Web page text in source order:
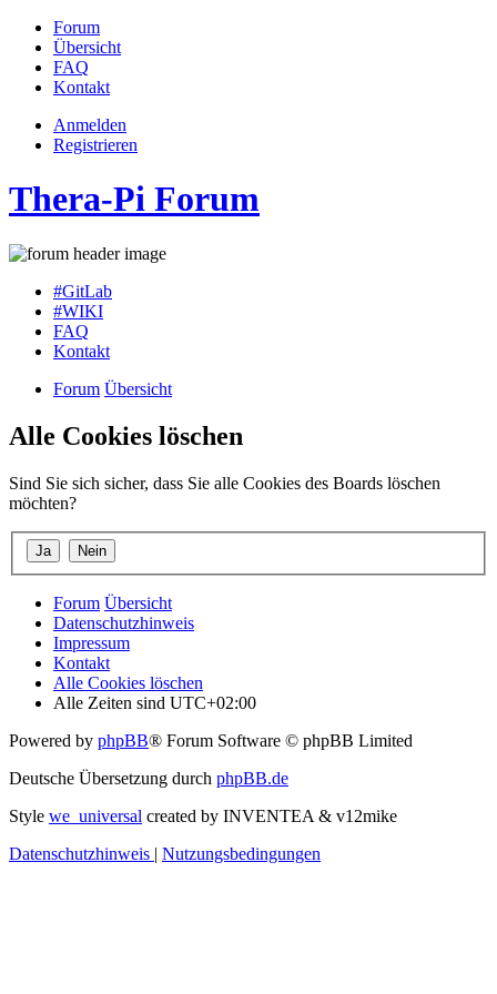
Forum
Übersicht
FAQ
Kontakt
Anmelden
Registrieren
Thera-Pi Forum
#GitLab
#WIKI
FAQ
Kontakt
Forum Übersicht
Alle Cookies löschen
Sind Sie sich sicher, dass Sie alle Cookies des Boards löschen
möchten?
Forum Übersicht
Datenschutzhinweis
Impressum
Kontakt
Alle Cookies löschen
Alle Zeiten sind UTC+02:00
Powered by phpBB® Forum Software © phpBB Limited
Deutsche Übersetzung durch phpBB.de
Style we_universal created by INVENTEA & v12mike
Datenschutzhinweis | Nutzungsbedingungen